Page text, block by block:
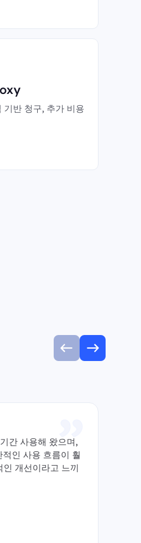
기반 청구, 추가 비용
간 사용해 왔으며,
인 사용 흐름이 훨
개선이라고 느끼